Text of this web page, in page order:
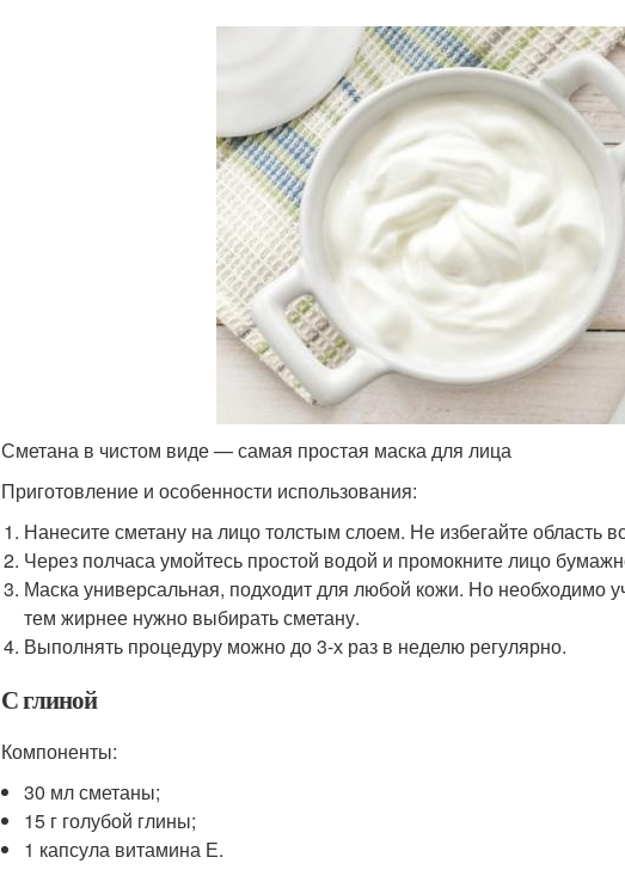
Сметана в чистом виде — самая простая маска для лица
Приготовление и особенности использования:
Нанесите сметану на лицо толстым слоем. Не избегайте область
Через полчаса умойтесь простой водой и промокните лицо
Маска универсальная, подходит для любой кожи. Но необходимо
тем жирнее нужно выбирать сметану.
Выполнять процедуру можно до 3-х раз в неделю регулярно.
С глиной
Компоненты:
30 мл сметаны;
15 г голубой глины;
1 капсула витамина Е.